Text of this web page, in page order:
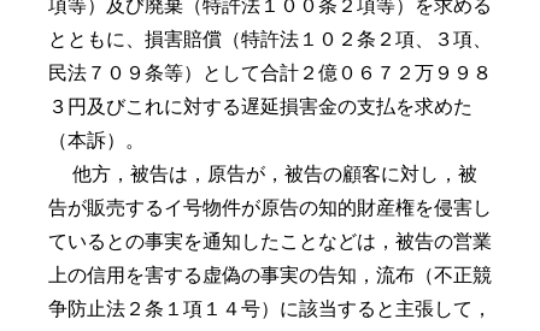
項等）及び廃棄（特許法１００条２項等）を求める
とともに、損害賠償（特許法１０２条２項、３項、
民法７０９条等）として合計２億０６７２万９９８
３円及びこれに対する遅延損害金の支払を求めた
（本訴）。
他方，被告は，原告が，被告の顧客に対し，被
告が販売するイ号物件が原告の知的財産権を侵害し
ているとの事実を通知したことなどは，被告の営業
上の信用を害する虚偽の事実の告知，流布（不正競
争防止法２条１項１４号）に該当すると主張して，